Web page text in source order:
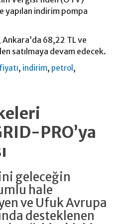
yapılan indirim pompa
68,22 TL ve
satılmaya devam edecek.
, indirim, petrol ,
PRO’ya
geleceğin
hale
ve Ufuk Avrupa
desteklenen